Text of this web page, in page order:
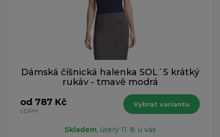
Dámská číšnická halenka SOL´S krátký
rukáv - tmavě modrá
od 787 Kč
s DPH
Vybrat variantu
Skladem, úterý 11. 8. u vás